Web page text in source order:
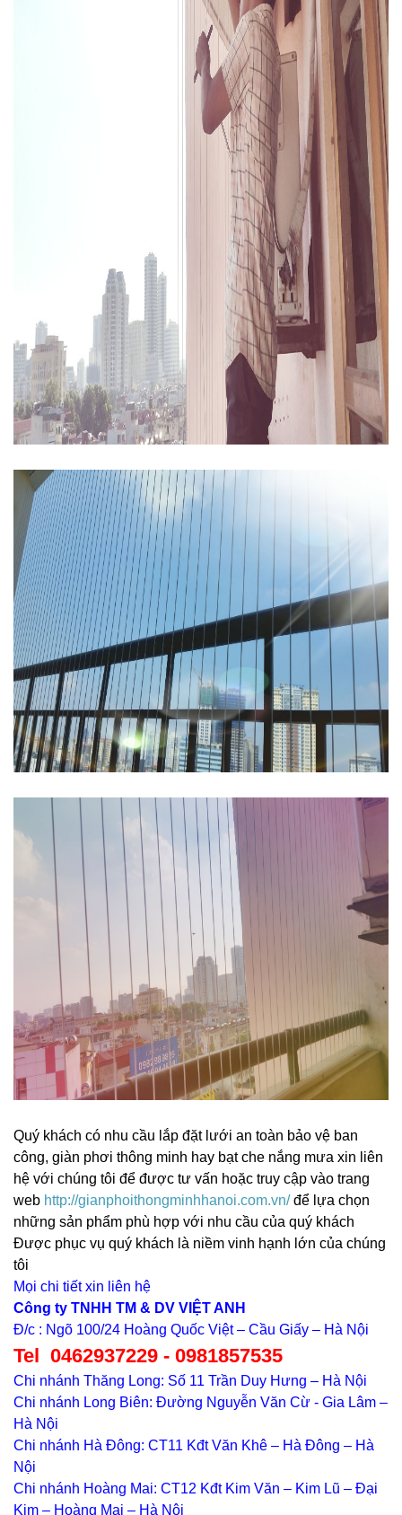
Quý khách có nhu cầu lắp đặt lưới an toàn bảo vệ ban
công, giàn phơi thông minh hay bạt che nắng mưa xin liên
hệ với chúng tôi để được tư vấn hoặc truy cập vào trang
web http://gianphoithongminhhanoi.com.vn/để lựa chọn
những sản phẩm phù hợp với nhu cầu của quý khách
Được phục vụ quý khách là niềm vinh hạnh lớn của chúng
tôi
Mọi chi tiết xin liên hệ
Công ty TNHH TM & DV VIỆT ANH
Đ/c : Ngõ 100/24 Hoàng Quốc Việt – Cầu Giấy – Hà Nội
Tel 0462937229 - 0981857535
Chi nhánh Thăng Long: Số 11 Trần Duy Hưng – Hà Nội
Chi nhánh Long Biên: Đường Nguyễn Văn Cừ - Gia Lâm –
Hà Nội
Chi nhánh Hà Đông: CT11 Kđt Văn Khê – Hà Đông – Hà
Nội
Chi nhánh Hoàng Mai: CT12 Kđt Kim Văn – Kim Lũ – Đại
Kim – Hoàng Mai – Hà Nội